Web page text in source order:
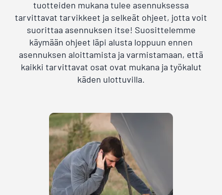
tuotteiden mukana tulee asennuksessa
tarvittavat tarvikkeet ja selkeät ohjeet, jotta voit
suorittaa asennuksen itse! Suosittelemme
käymään ohjeet läpi alusta loppuun ennen
asennuksen aloittamista ja varmistamaan, että
kaikki tarvittavat osat ovat mukana ja työkalut
käden ulottuvilla.